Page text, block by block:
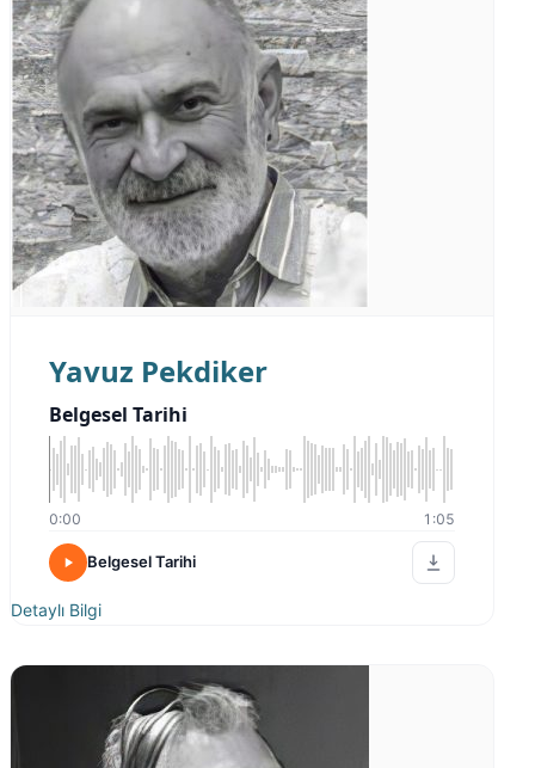
Yavuz Pekdiker
Belgesel Tarihi
0:00 1:05
Belgesel Tarihi
Detaylı Bilgi